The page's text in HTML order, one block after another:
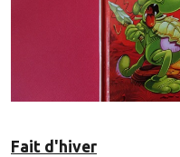
Fait d'hiver